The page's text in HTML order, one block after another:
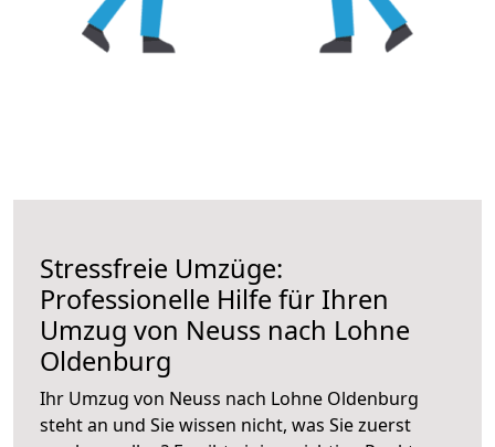
Stressfreie Umzüge:
Professionelle Hilfe für Ihren
Umzug von Neuss nach Lohne
Oldenburg
Ihr Umzug von Neuss nach Lohne Oldenburg
steht an und Sie wissen nicht, was Sie zuerst